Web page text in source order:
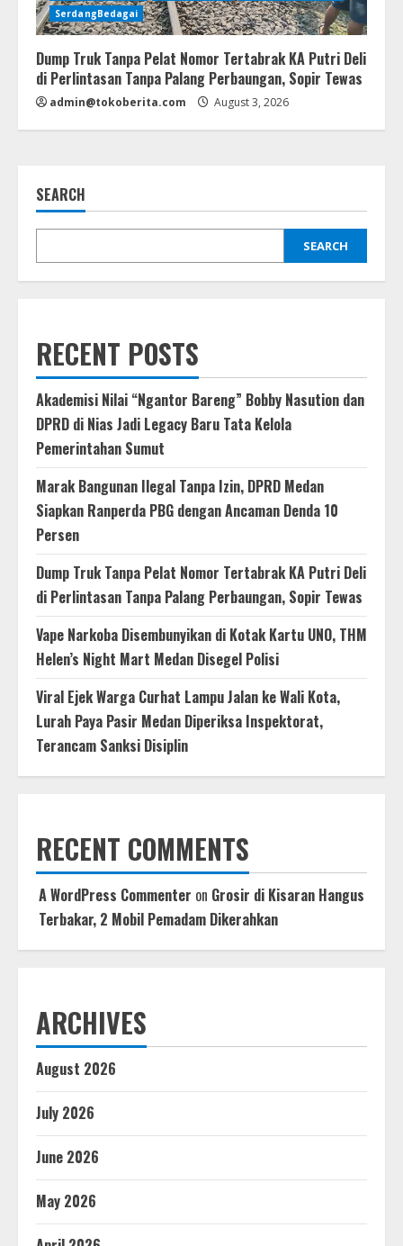
SerdangBedagai
Dump Truk Tanpa Pelat Nomor Tertabrak KA Putri Deli
di Perlintasan Tanpa Palang Perbaungan, Sopir Tewas
admin@tokoberita.com August 3, 2026
SEARCH
SEARCH
RECENT POSTS
Akademisi Nilai “Ngantor Bareng” Bobby Nasution dan
DPRD di Nias Jadi Legacy Baru Tata Kelola
Pemerintahan Sumut
Marak Bangunan Ilegal Tanpa Izin, DPRD Medan
Siapkan Ranperda PBG dengan Ancaman Denda 10
Persen
Dump Truk Tanpa Pelat Nomor Tertabrak KA Putri Deli
di Perlintasan Tanpa Palang Perbaungan, Sopir Tewas
Vape Narkoba Disembunyikan di Kotak Kartu UNO, THM
Helen’s Night Mart Medan Disegel Polisi
Viral Ejek Warga Curhat Lampu Jalan ke Wali Kota,
Lurah Paya Pasir Medan Diperiksa Inspektorat,
Terancam Sanksi Disiplin
RECENT COMMENTS
A WordPress Commenter on Grosir di Kisaran Hangus
Terbakar, 2 Mobil Pemadam Dikerahkan
ARCHIVES
August 2026
July 2026
June 2026
May 2026